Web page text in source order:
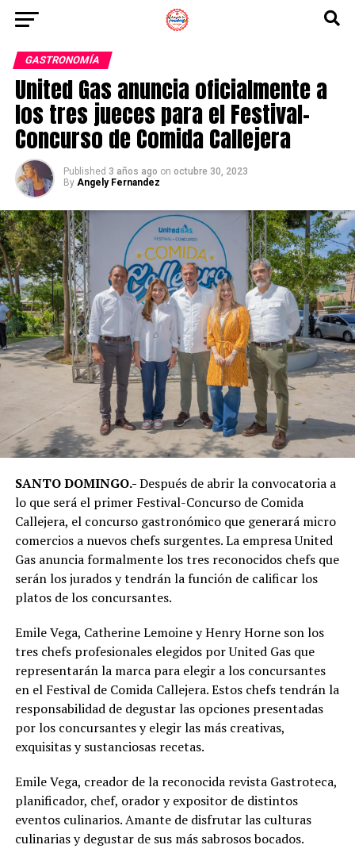
GASTRONOMÍA
United Gas anuncia oficialmente a
los tres jueces para el Festival-
Concurso de Comida Callejera
Published 3 años ago on octubre 30, 2023
By Angely Fernandez
SANTO DOMINGO.-Después de abrir la convocatoria a
lo que será el primer Festival-Concurso de Comida
Callejera, el concurso gastronómico que generará micro
comercios a nuevos chefs surgentes. La empresa United
Gas anuncia formalmente los tres reconocidos chefs que
serán los jurados y tendrán la función de calificar los
platos de los concursantes.
Emile Vega, Catherine Lemoine y Henry Horne son los
tres chefs profesionales elegidos por United Gas que
representarán la marca para elegir a los concursantes
en el Festival de Comida Callejera. Estos chefs tendrán la
responsabilidad de degustar las opciones presentadas
por los concursantes y elegir las más creativas,
exquisitas y sustanciosas recetas.
Emile Vega, creador de la reconocida revista Gastroteca,
planificador, chef, orador y expositor de distintos
eventos culinarios. Amante de disfrutar las culturas
culinarias y degustar de sus más sabrosos bocados.